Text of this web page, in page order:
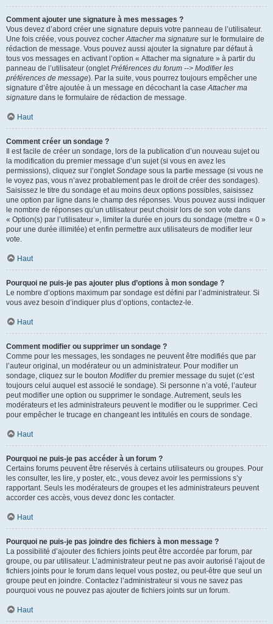
Comment ajouter une signature à mes messages ?
Vous devez d’abord créer une signature depuis votre panneau de l’utilisateur.
Une fois créée, vous pouvez cocher Attacher ma signature sur le formulaire de
rédaction de message. Vous pouvez aussi ajouter la signature par défaut à
tous vos messages en activant l’option « Attacher ma signature » à partir du
panneau de l’utilisateur (onglet Préférences du forum --> Modifier les
préférences de message). Par la suite, vous pourrez toujours empêcher une
signature d’être ajoutée à un message en décochant la case Attacher ma
signature dans le formulaire de rédaction de message.
Haut
Comment créer un sondage ?
Il est facile de créer un sondage, lors de la publication d’un nouveau sujet ou
la modification du premier message d’un sujet (si vous en avez les
permissions), cliquez sur l’onglet Sondage sous la partie message (si vous ne
le voyez pas, vous n’avez probablement pas le droit de créer des sondages).
Saisissez le titre du sondage et au moins deux options possibles, saisissez
une option par ligne dans le champ des réponses. Vous pouvez aussi indiquer
le nombre de réponses qu’un utilisateur peut choisir lors de son vote dans
« Option(s) par l’utilisateur », limiter la durée en jours du sondage (mettre « 0 »
pour une durée illimitée) et enfin permettre aux utilisateurs de modifier leur
vote.
Haut
Pourquoi ne puis-je pas ajouter plus d’options à mon sondage ?
Le nombre d’options maximum par sondage est défini par l’administrateur. Si
vous avez besoin d’indiquer plus d’options, contactez-le.
Haut
Comment modifier ou supprimer un sondage ?
Comme pour les messages, les sondages ne peuvent être modifiés que par
l’auteur original, un modérateur ou un administrateur. Pour modifier un
sondage, cliquez sur le bouton Modifierdu premier message du sujet (c’est
toujours celui auquel est associé le sondage). Si personne n’a voté, l’auteur
peut modifier une option ou supprimer le sondage. Autrement, seuls les
modérateurs et les administrateurs peuvent le modifier ou le supprimer. Ceci
pour empêcher le trucage en changeant les intitulés en cours de sondage.
Haut
Pourquoi ne puis-je pas accéder à un forum ?
Certains forums peuvent être réservés à certains utilisateurs ou groupes. Pour
les consulter, les lire, y poster, etc., vous devez avoir les permissions s’y
rapportant. Seuls les modérateurs de groupes et les administrateurs peuvent
accorder ces accès, vous devez donc les contacter.
Haut
Pourquoi ne puis-je pas joindre des fichiers à mon message ?
La possibilité d’ajouter des fichiers joints peut être accordée par forum, par
groupe, ou par utilisateur. L’administrateur peut ne pas avoir autorisé l’ajout de
fichiers joints pour le forum dans lequel vous postez, ou peut-être que seul un
groupe peut en joindre. Contactez l’administrateur si vous ne savez pas
pourquoi vous ne pouvez pas ajouter de fichiers joints sur un forum.
Haut